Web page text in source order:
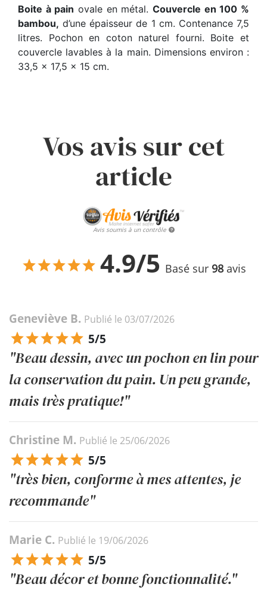
Boite à pain ovale en métal.Couvercle en 100 %
bambou, d’une épaisseur de 1 cm. Contenance 7,5
litres. Pochon en coton naturel fourni. Boite et
couvercle lavables à la main. Dimensions environ :
33,5 x 17,5 x 15 cm.
Vos avis sur cet
article
Avis soumis à un contrôle
4.9/5 Basé sur 98 avis
Geneviève B. Publié le 03/07/2026
5/5
"Beau dessin, avec un pochon en lin pour
la conservation du pain. Un peu grande,
mais très pratique!"
Christine M. Publié le 25/06/2026
5/5
"très bien, conforme à mes attentes, je
recommande"
Marie C. Publié le 19/06/2026
5/5
"Beau décor et bonne fonctionnalité."